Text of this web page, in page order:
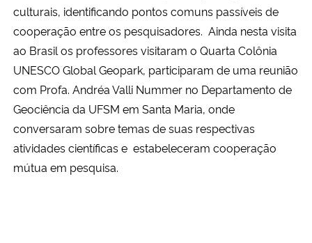
Advocacia-Geral da União
Banco Central do Brasil
Planalto
culturais, identificando pontos comuns passíveis de
cooperação entre os pesquisadores. Ainda nesta visita
ao Brasil os professores visitaram o Quarta Colônia
UNESCO Global Geopark, participaram de uma reunião
com Profa. Andréa Valli Nummer no Departamento de
Geociência da UFSM em Santa Maria, onde
conversaram sobre temas de suas respectivas
atividades científicas e estabeleceram cooperação
mútua em pesquisa.